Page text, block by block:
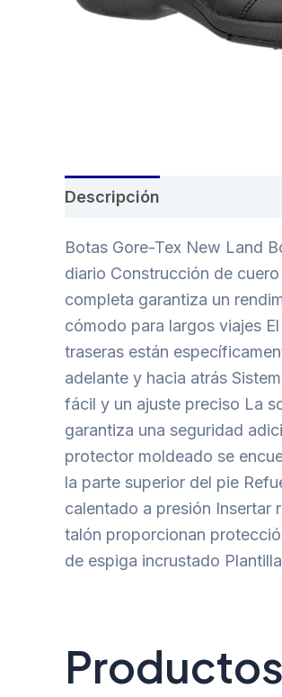
Descripción
Botas Gore-Tex New Land
diario Construcción de
completa garantiza un
cómodo para largos viajes
traseras están
adelante y hacia atrás
fácil y un ajuste preciso La
garantiza una seguridad
protector moldeado se
la parte superior del pie
calentado a presión
talón proporcionan
de espiga incrustado